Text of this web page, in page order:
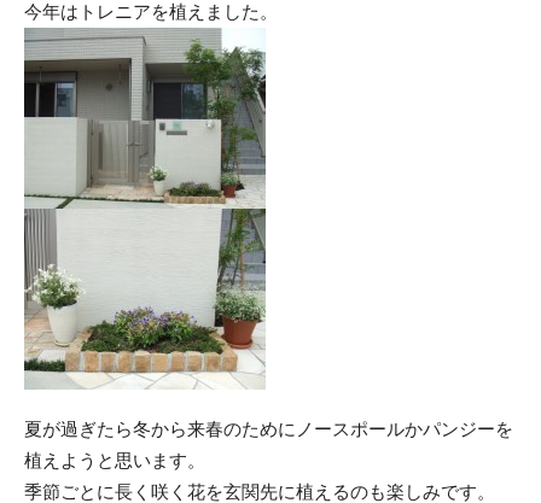
今年はトレニアを植えました。
夏が過ぎたら冬から来春のためにノースポールかパンジーを
植えようと思います。
季節ごとに長く咲く花を玄関先に植えるのも楽しみです。